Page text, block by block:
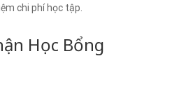
chi phí học tập.
Học Bổng